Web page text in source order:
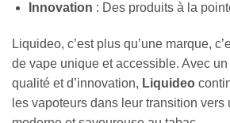
Innovation : Des produits à la
Liquideo, c’est plus qu’une marque,
de vape unique et accessible. Avec
qualité et d’innovation, Liquideo
les vapoteurs dans leur transition vers